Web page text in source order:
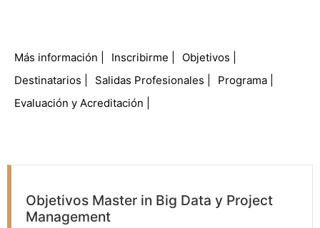
Más información Inscribirme
Objetivos
Destinatarios
Salidas Profesionales
Programa
Evaluación y Acreditación
Objetivos Master in Big Data y Project
Management